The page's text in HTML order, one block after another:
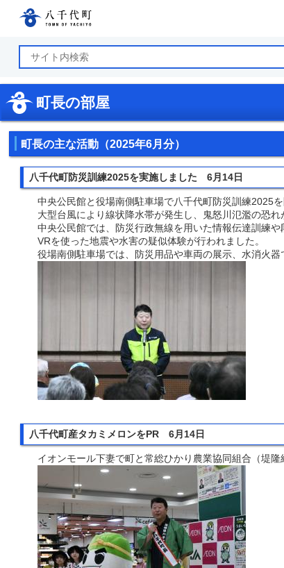
町長の部屋
町長の主な活動（2025年6月分）
八千代町防災訓練2025を実施しました 6月14日
中央公民館と役場南側駐車場で八千代町防災訓練2025を
大型台風により線状降水帯が発生し、鬼怒川氾濫の恐
中央公民館では、防災行政無線を用いた情報伝達訓練
VRを使った地震や水害の疑似体験が行われました。
役場南側駐車場では、防災用品や車両の展示、水消火
八千代町産タカミメロンをPR 6月14日
イオンモール下妻で町と常総ひかり農業協同組合（堤